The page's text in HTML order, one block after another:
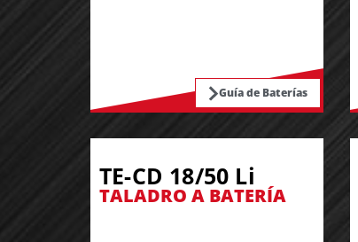
Guía de Baterías
TE-CD 18/50 Li
TALADRO A BATERÍA